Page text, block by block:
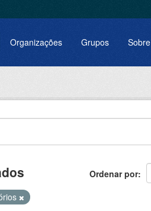
Organizações Grupos Sobre
Ordenar por